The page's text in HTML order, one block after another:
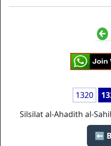
1320
Silsilat al-Ahadith al-